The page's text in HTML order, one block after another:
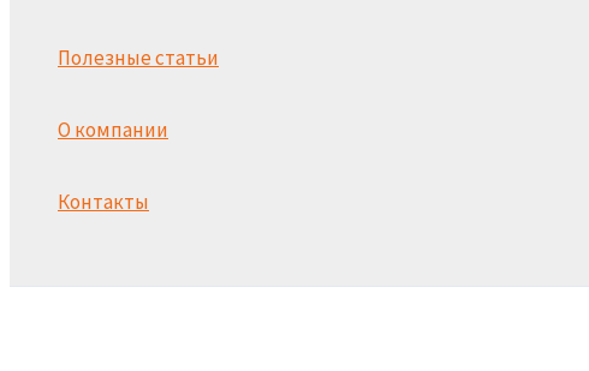
Полезные статьи
О компании
Контакты